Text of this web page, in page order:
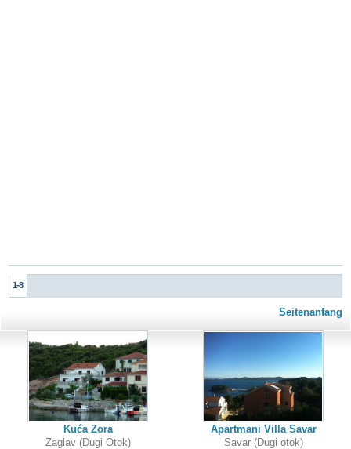
1-8
Seitenanfang
Kuća Zora
Zaglav (Dugi Otok)
Apartmani Villa Savar
Savar (Dugi otok)